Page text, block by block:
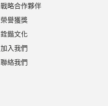
戰略合作夥伴
榮譽獲獎
銓鍇文化
加入我們
聯絡我們